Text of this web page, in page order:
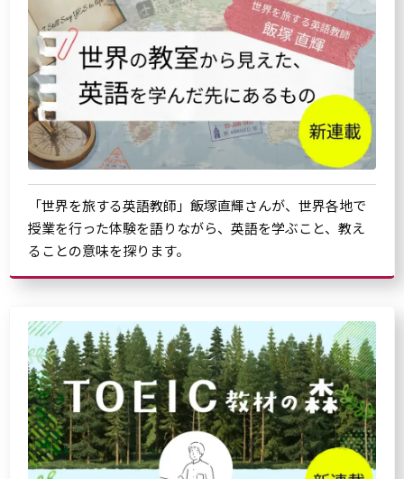
「世界を旅する英語教師」飯塚直輝さんが、世界各地で
授業を行った体験を語りながら、英語を学ぶこと、教え
ることの意味を探ります。